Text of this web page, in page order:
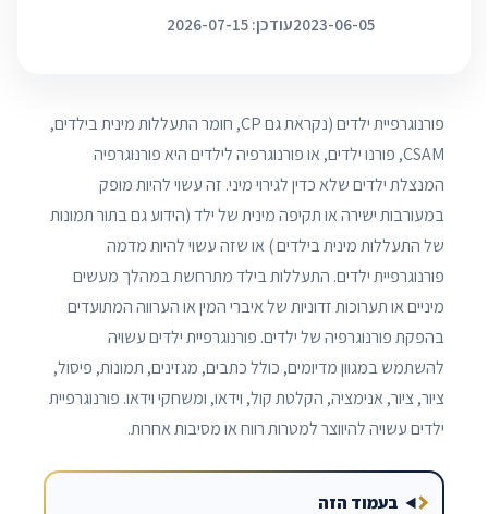
2023-06-05עודכן: 2026-07-15
פורנוגרפיית ילדים (נקראת גם CP, חומר התעללות מינית בילדים,
CSAM, פורנו ילדים, או פורנוגרפיה לילדים היא פורנוגרפיה
המנצלת ילדים שלא כדין לגירוי מיני. זה עשוי להיות מופק
במעורבות ישירה או תקיפה מינית של ילד (הידוע גם בתור תמונות
של התעללות מינית בילדים ) או שזה עשוי להיות מדמה
פורנוגרפיית ילדים. התעללות בילד מתרחשת במהלך מעשים
מיניים או תערוכות זדוניות של איברי המין או הערווה המתועדים
בהפקת פורנוגרפיה של ילדים. פורנוגרפיית ילדים עשויה
להשתמש במגוון מדיומים, כולל כתבים, מגזינים, תמונות, פיסול,
ציור, ציור, אנימציה, הקלטת קול, וידאו, ומשחקי וידאו. פורנוגרפיית
ילדים עשויה להיווצר למטרות רווח או מסיבות אחרות.
בעמוד הזה